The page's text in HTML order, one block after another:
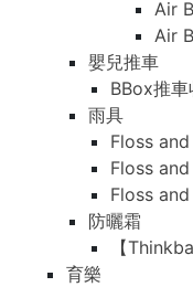
Air
Air
嬰兒推車
BBox推車
雨具
Floss
Floss
Floss
防曬霜
【
育樂